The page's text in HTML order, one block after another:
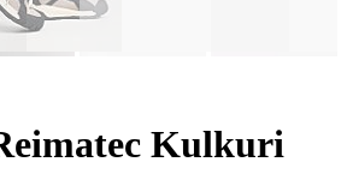
Kulkuri